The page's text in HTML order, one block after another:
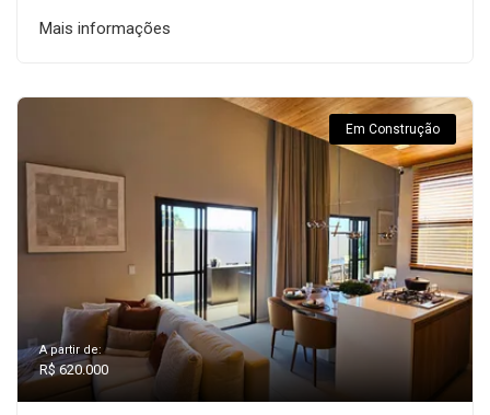
Mais informações
Em Construção
A partir de:
R$ 620.000